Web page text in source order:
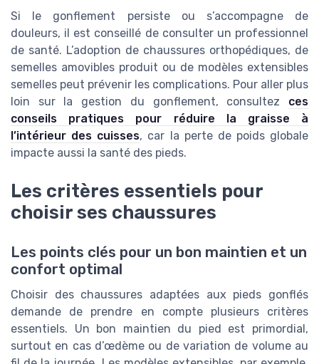
Si le gonflement persiste ou s’accompagne de
douleurs, il est conseillé de consulter un professionnel
de santé. L’adoption de chaussures orthopédiques, de
semelles amovibles produit ou de modèles extensibles
semelles peut prévenir les complications. Pour aller plus
loin sur la gestion du gonflement, consultez ces
conseils pratiques pour réduire la graisse à
l’intérieur des cuisses, car la perte de poids globale
impacte aussi la santé des pieds.
Les critères essentiels pour
choisir ses chaussures
Les points clés pour un bon maintien et un
confort optimal
Choisir des chaussures adaptées aux pieds gonflés
demande de prendre en compte plusieurs critères
essentiels. Un bon maintien du pied est primordial,
surtout en cas d’œdème ou de variation de volume au